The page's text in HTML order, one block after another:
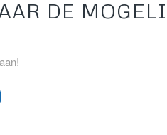
DE